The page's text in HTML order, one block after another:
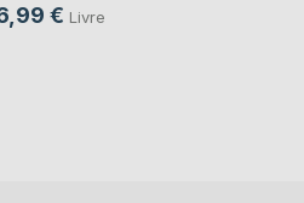
€ Livre